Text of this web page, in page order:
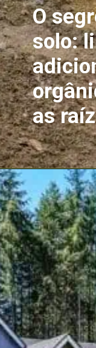
O
solo:
as